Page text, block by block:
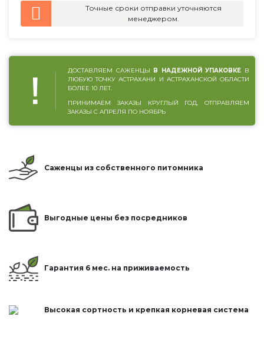
Точные сроки отправки уточняются
менеджером.
ДОСТАВЛЯЕМ САЖЕНЦЫ В НАДЕЖНОЙ УПАКОВКЕ В
ЛЮБУЮ ТОЧКУ АСТРАХАНИ И АСТРАХАНСКОЙ ОБЛАСТИ
БОЛЕЕ 10 ЛЕТ.
ПРИНИМАЕМ ЗАКАЗЫ КРУГЛЫЙ ГОД, ОТПРАВЛЯЕМ
ЗАКАЗЫ С АПРЕЛЯ ПО НОЯБРЬ
Саженцы из собственного питомника
Выгодные цены без посредников
Гарантия 6 мес. на приживаемость
Высокая сортность и крепкая корневая система